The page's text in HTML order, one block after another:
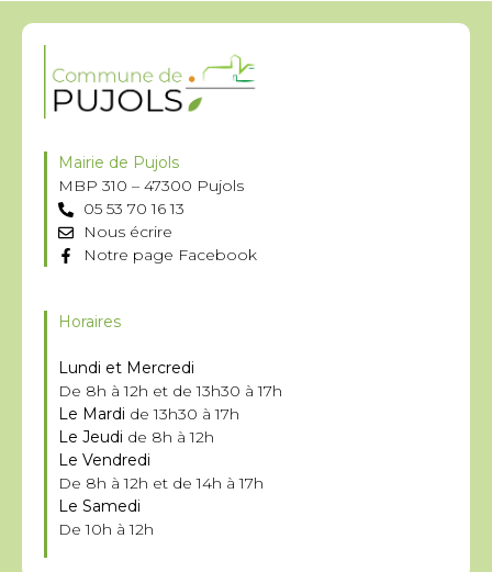
Mairie de Pujols
MBP 310 – 47300 Pujols
05 53 70 16 13
Nous écrire
Notre page Facebook
Horaires
Lundi et Mercredi
De 8h à 12h et de 13h30 à 17h
Le Mardi de 13h30 à 17h
Le Jeudi de 8h à 12h
Le Vendredi
De 8h à 12h et de 14h à 17h
Le Samedi
De 10h à 12h